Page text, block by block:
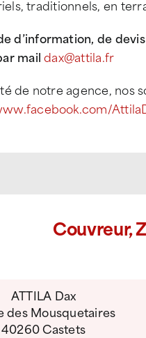
traditionnels, en
d’information, de
mail dax@attila.fr
de notre agence, nos
Couvreur,
ATTILA Dax
des Mousquetaires
40260 Castets